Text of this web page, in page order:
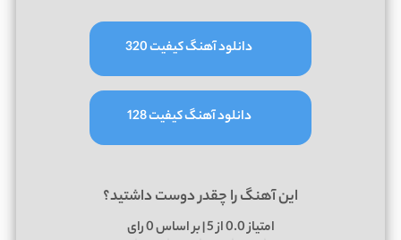
دانلود آهنگ کیفیت 320
دانلود آهنگ کیفیت 128
این آهنگ را چقدر دوست داشتید؟
امتیاز0.0از 5 | بر اساس 0رای